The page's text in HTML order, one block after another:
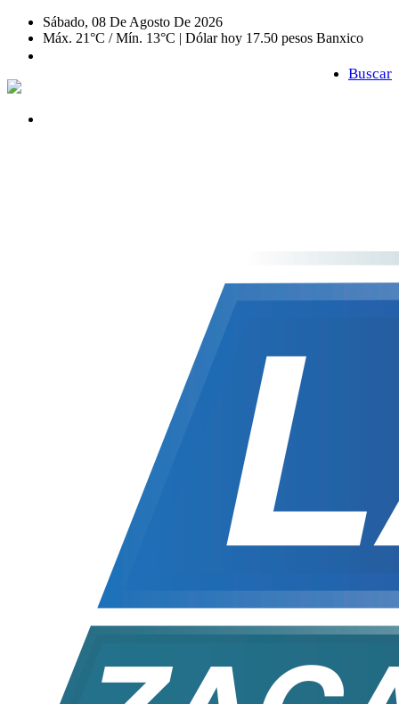
Sábado, 08 De Agosto De 2026
Máx. 21°C / Mín. 13°C | Dólar hoy 17.50 pesos Banxico
Buscar